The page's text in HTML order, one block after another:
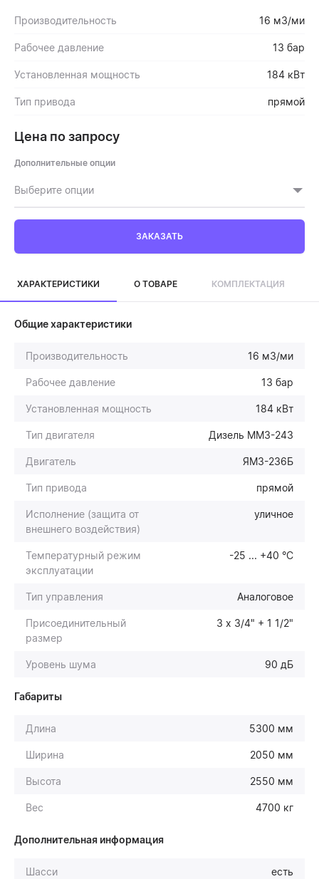
Производительность 16 м3/ми
Рабочее давление 13 бар
Установленная мощность 184 кВт
Тип привода прямой
Цена по запросу
Дополнительные опции
Выберите опции
ЗАКАЗАТЬ
ХАРАКТЕРИСТИКИ О ТОВАРЕ КОМПЛЕКТАЦИЯ
Общие характеристики
Производительность 16 м3/ми
Рабочее давление 13 бар
Установленная мощность 184 кВт
Тип двигателя Дизель ММЗ-243
Двигатель ЯМЗ-236Б
Тип привода прямой
Исполнение (защита от
внешнего воздействия)
уличное
Температурный режим
эксплуатации
-25 ... +40 °С
Тип управления Аналоговое
Присоединительный
размер
3 х 3/4" + 1 1/2"
Уровень шума 90 дБ
Габариты
Длина 5300 мм
Ширина 2050 мм
Высота 2550 мм
Вес 4700 кг
Дополнительная информация
Шасси есть